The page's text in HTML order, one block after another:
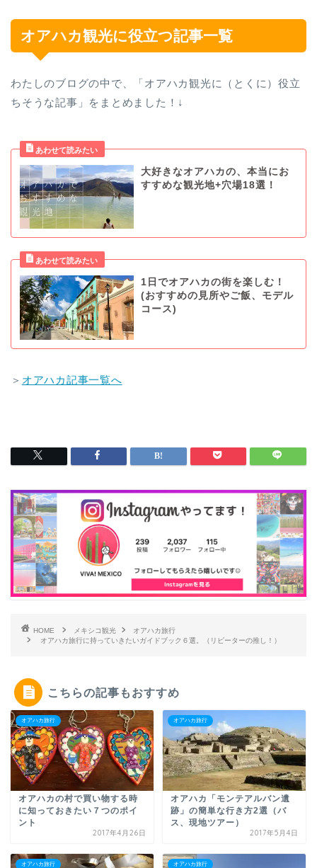
オアハカ観光に役立つ記事一覧
わたしのブログの中で、「オアハカ観光に（とくに）役立
ちそうな記事」をまとめました！↓
大好きなオアハカの、本当にお
すすめな観光地+穴場18選！
1日でオアハカの街を楽しむ！
(おすすめの見所やご飯、モデル
コース)
＞ オアハカ記事一覧へ
HOME メキシコ観光
オアハカ旅行
オアハカ旅行に持っていきたいガイドブック６選。（リピーターの推し！）
こちらの記事もおすすめ
オアハカ旅行
オアハカの村で買い物する時
に知っておきたい７つのポイ
ント
2017年4月26日
オアハカ旅行
オアハカ「モンテアルバン遺
跡」の簡単な行き方2選（バ
ス、現地ツアー）
2017年5月4日
オアハカ旅行 オアハカ旅行